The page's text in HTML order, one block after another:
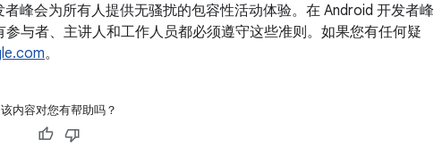
者峰会为所有人提供无骚扰的包容性活动体验。在 Android 开发者峰
与者、主讲人和工作人员都必须遵守这些准则。如果您有任何疑
。
该内容对您有帮助吗？